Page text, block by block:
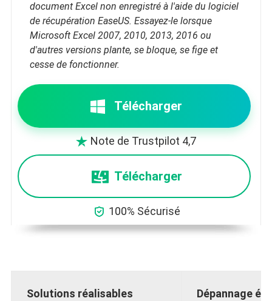
document Excel non enregistré à l'aide du logiciel
de récupération EaseUS. Essayez-le lorsque
Microsoft Excel 2007, 2010, 2013, 2016 ou
d'autres versions plante, se bloque, se fige et
cesse de fonctionner.
Télécharger
 Note de Trustpilot 4,7
Télécharger
 100% Sécurisé
Solutions réalisables Dépannage